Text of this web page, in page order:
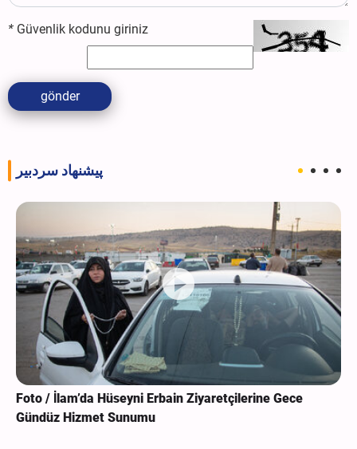
* Güvenlik kodunu giriniz
gönder
پیشنهاد سردبیر
Foto / İlam’da Hüseyni Erbain Ziyaretçilerine Gece
Gündüz Hizmet Sunumu